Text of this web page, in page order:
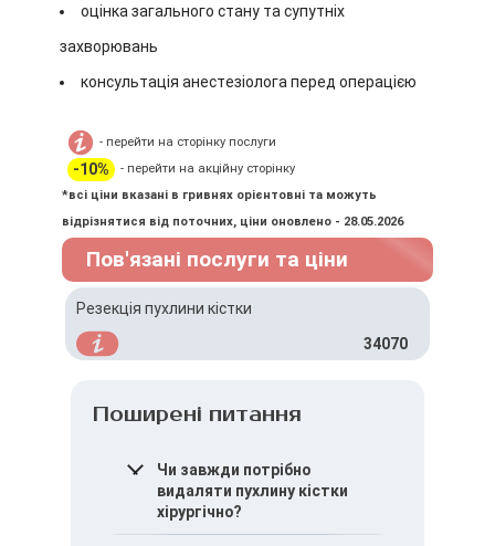
оцінка загального стану та супутніх
захворювань
консультація анестезіолога перед операцією
- перейти на сторінку послуги
-10%
- перейти на акційну сторінку
*всі ціни вказані в гривнях орієнтовні та можуть
відрізнятися від поточних, ціни оновлено - 28.05.2026
Пов'язані послуги та ціни
Резекція пухлини кістки
34070
Поширені питання
Чи завжди потрібно
видаляти пухлину кістки
хірургічно?